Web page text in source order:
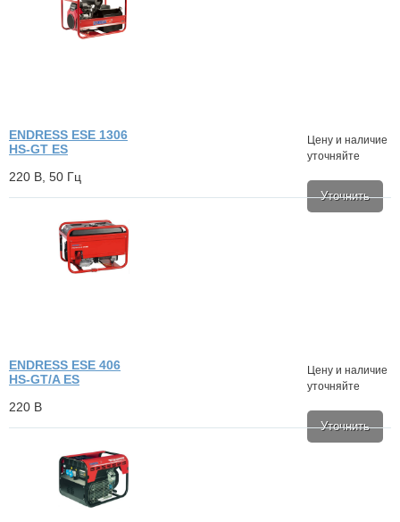
ENDRESS ESE 1306
HS-GT ES
220 В, 50 Гц
Цену и наличие
уточняйте
Уточнить
ENDRESS ESE 406
HS-GT/A ES
220 В
Цену и наличие
уточняйте
Уточнить